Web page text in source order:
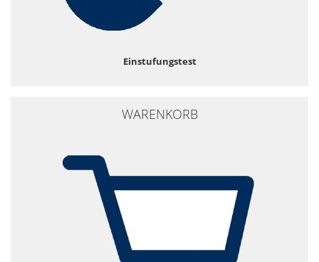
Einstufungstest
WARENKORB